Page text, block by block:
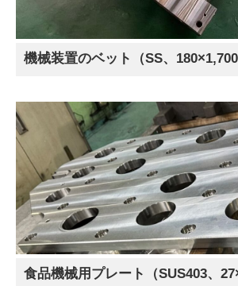
機械装置のベット（SS、
食品機械用プレート（SUS403、